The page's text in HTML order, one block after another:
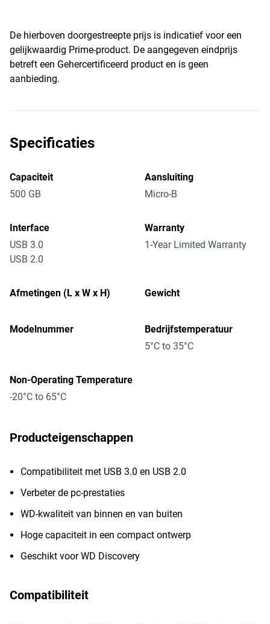
De hierboven doorgestreepte prijs is indicatief voor een
gelijkwaardig Prime-product. De aangegeven eindprijs
betreft een Gehercertificeerd product en is geen
aanbieding.
Specificaties
Capaciteit
500 GB
Aansluiting
Micro-B
Interface
USB 3.0
USB 2.0
Warranty
1-Year Limited Warranty
Afmetingen (L x W x H) Gewicht
Modelnummer
Bedrijfstemperatuur
5°C to 35°C
Non-Operating Temperature
-20°C to 65°C
Producteigenschappen
Compatibiliteit met USB 3.0 en USB 2.0
Verbeter de pc-prestaties
WD-kwaliteit van binnen en van buiten
Hoge capaciteit in een compact ontwerp
Geschikt voor WD Discovery
Compatibiliteit